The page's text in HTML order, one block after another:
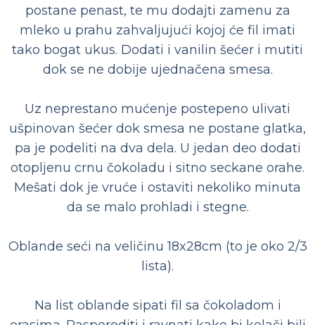
postane penast, te mu dodajti zamenu za
mleko u prahu zahvaljujući kojoj će fil imati
tako bogat ukus. Dodati i vanilin šećer i mutiti
dok se ne dobije ujednačena smesa.
Uz neprestano mućenje postepeno ulivati
ušpinovan šećer dok smesa ne postane glatka,
pa je podeliti na dva dela. U jedan deo dodati
otopljenu crnu čokoladu i sitno seckane orahe.
Mešati dok je vruće i ostaviti nekoliko minuta
da se malo prohladi i stegne.
Oblande seći na veličinu 18x28cm (to je oko 2/3
lista).
Na list oblande sipati fil sa čokoladom i